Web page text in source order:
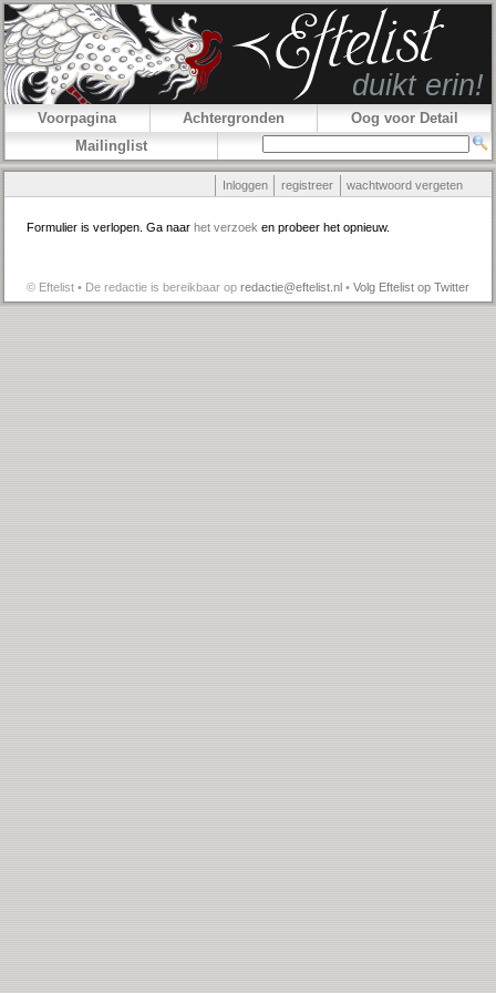
Voorpagina Achtergronden
Oog voor Detail
Mailinglist
Inloggen registreer wachtwoord vergeten
Formulier is verlopen. Ga naar het verzoek en probeer het opnieuw.
© Eftelist • De redactie is bereikbaar op redactie@eftelist.nl • Volg Eftelist op Twitter